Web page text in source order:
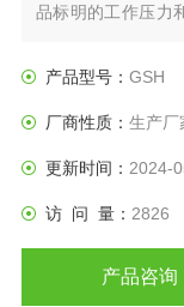
品标明的工作压力
使其能起到良好的反
产品型号： GSH
厂商性质： 生产厂
更新时间： 2024-
访 问 量： 2826
产品咨询